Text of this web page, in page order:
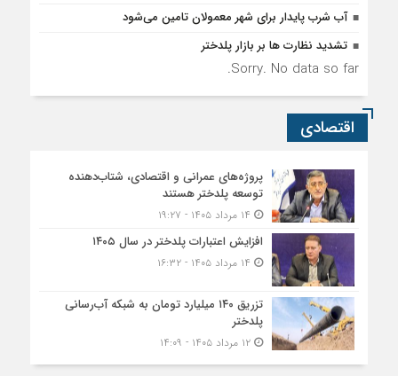
آب شرب پایدار برای شهر معمولان تامین می‌شود
تشدید نظارت ها بر بازار پلدختر
Sorry. No data so far.
اقتصادی
پروژه‌های عمرانی و اقتصادی، شتاب‌دهنده
توسعه پلدختر هستند
افزایش اعتبارات پلدختر در سال ۱۴۰۵
تزریق ۱۴۰ میلیارد تومان به شبکه آب‌رسانی
پلدختر
۱۲ مرداد ۱۴۰۵ - ۱۴:۰۹